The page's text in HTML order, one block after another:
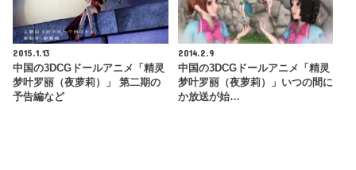
2015.1.13
中国の3DCGドールアニメ「精灵
梦叶罗丽（夜萝莉）」 第二期の
予告編など
2014.2.9
中国の3DCGドールアニメ「精灵
梦叶罗丽（夜萝莉）」いつの間に
か放送が始…